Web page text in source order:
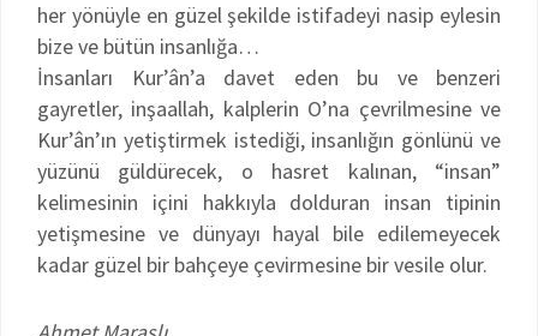
her yönüyle en güzel şekilde istifadeyi nasip eylesin
bize ve bütün insanlığa…
İnsanları Kur’ân’a davet eden bu ve benzeri
gayretler, inşaallah, kalplerin O’na çevrilmesine ve
Kur’ân’ın yetiştirmek istediği, insanlığın gönlünü ve
yüzünü güldürecek, o hasret kalınan, “insan”
kelimesinin içini hakkıyla dolduran insan tipinin
yetişmesine ve dünyayı hayal bile edilemeyecek
kadar güzel bir bahçeye çevirmesine bir vesile olur.